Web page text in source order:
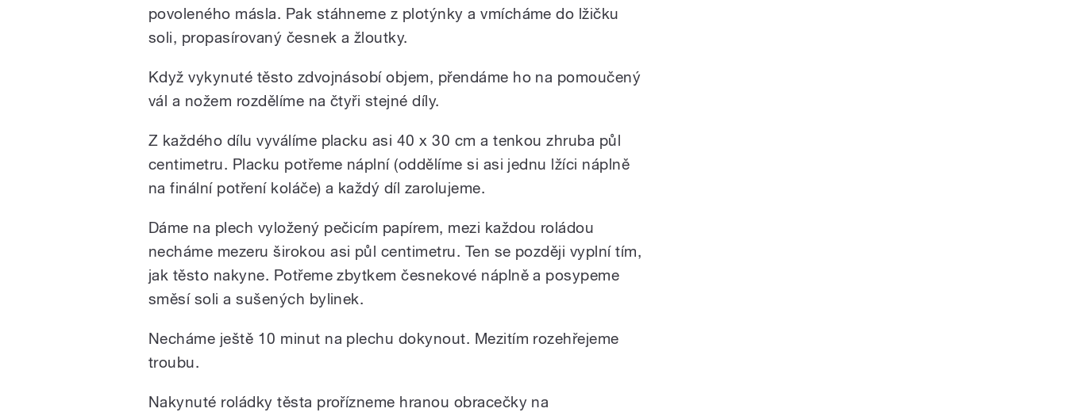
povoleného másla. Pak stáhneme z plotýnky a vmícháme do lžičku
soli, propasírovaný česnek a žloutky.
Když vykynuté těsto zdvojnásobí objem, přendáme ho na pomoučený
vál a nožem rozdělíme na čtyři stejné díly.
Z každého dílu vyválíme placku asi 40 x 30 cm a tenkou zhruba půl
centimetru. Placku potřeme náplní (oddělíme si asi jednu lžíci náplně
na finální potření koláče) a každý díl zarolujeme.
Dáme na plech vyložený pečicím papírem, mezi každou roládou
necháme mezeru širokou asi půl centimetru. Ten se později vyplní tím,
jak těsto nakyne. Potřeme zbytkem česnekové náplně a posypeme
směsí soli a sušených bylinek.
Necháme ještě 10 minut na plechu dokynout. Mezitím rozehřejeme
troubu.
Nakynuté roládky těsta prořízneme hranou obracečky na